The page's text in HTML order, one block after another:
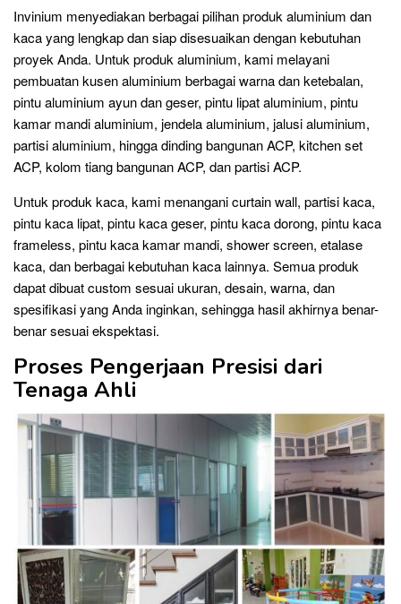
Invinium menyediakan berbagai pilihan produk aluminium dan
kaca yang lengkap dan siap disesuaikan dengan kebutuhan
proyek Anda. Untuk produk aluminium, kami melayani
pembuatan kusen aluminium berbagai warna dan ketebalan,
pintu aluminium ayun dan geser, pintu lipat aluminium, pintu
kamar mandi aluminium, jendela aluminium, jalusi aluminium,
partisi aluminium, hingga dinding bangunan ACP, kitchen set
ACP, kolom tiang bangunan ACP, dan partisi ACP.
Untuk produk kaca, kami menangani curtain wall, partisi kaca,
pintu kaca lipat, pintu kaca geser, pintu kaca dorong, pintu kaca
frameless, pintu kaca kamar mandi, shower screen, etalase
kaca, dan berbagai kebutuhan kaca lainnya. Semua produk
dapat dibuat custom sesuai ukuran, desain, warna, dan
spesifikasi yang Anda inginkan, sehingga hasil akhirnya benar-
benar sesuai ekspektasi.
Proses Pengerjaan Presisi dari
Tenaga Ahli